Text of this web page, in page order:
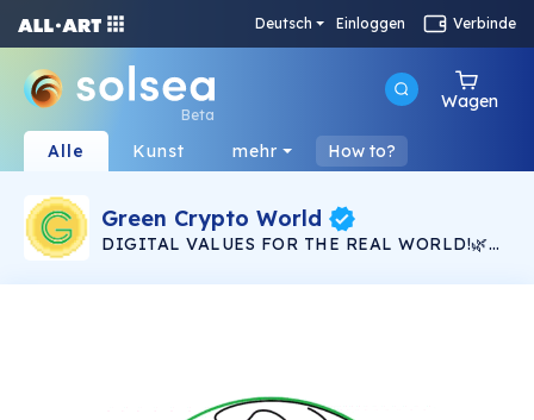
Deutsch Einloggen Verbinde
Beta
Wagen
Alle Kunst mehr How to?
Green Crypto World
DIGITAL VALUES FOR THE REAL WORLD!🌿
12 Holder PLUS -NFTs, 44 Holder-NFTs and 88